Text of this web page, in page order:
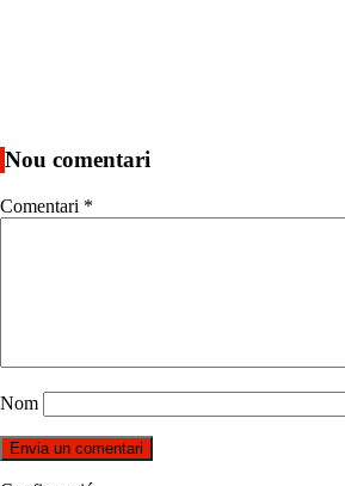
Nou comentari
Comentari *
Nom